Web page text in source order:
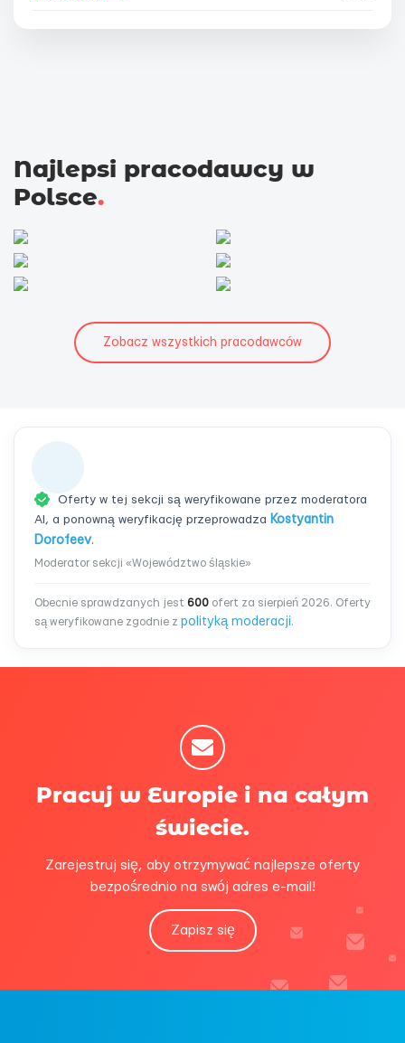
Najlepsi pracodawcy w
Polsce.
Zobacz wszystkich pracodawców
Oferty w tej sekcji są weryfikowane przez moderatora
AI, a ponowną weryfikację przeprowadza Kostyantin
Dorofeev.
Moderator sekcji «Województwo śląskie»
Obecnie sprawdzanych jest 600 ofert za sierpień 2026. Oferty
są weryfikowane zgodnie z polityką moderacji.
Pracuj w Europie i na całym
świecie.
Zarejestruj się, aby otrzymywać najlepsze oferty
bezpośrednio na swój adres e-mail!
Zapisz się